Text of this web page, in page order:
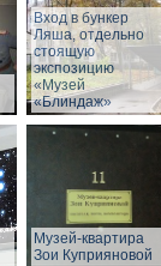
Вход в бункер
Ляша, отдельно
стоящую
экспозицию
«Музей
«Блиндаж»
Музей-квартира
Зои Куприяновой